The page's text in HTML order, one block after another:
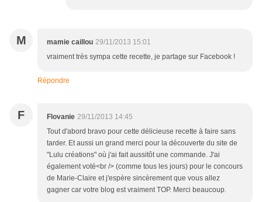
M mamie caillou 29/11/2013 15:01
vraiment très sympa cette recette, je partage sur Facebook !
Répondre
F Flovanie 29/11/2013 14:45
Tout d'abord bravo pour cette délicieuse recette à faire sans
tarder. Et aussi un grand merci pour la découverte du site de
"Lulu créations" où j'ai fait aussitôt une commande. J'ai
également voté<br /> (comme tous les jours) pour le concours
de Marie-Claire et j'espère sincèrement que vous allez
gagner car votre blog est vraiment TOP. Merci beaucoup.